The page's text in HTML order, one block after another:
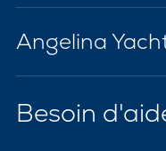
Angelina
Besoin